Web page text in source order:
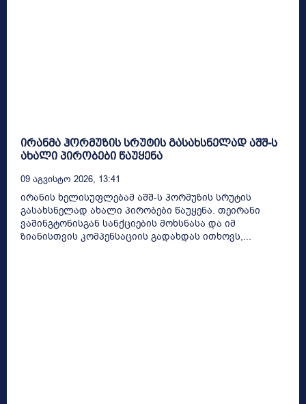
ირანმა ჰორმუზის სრუტის გასახსნელად აშშ-ს
ახალი პირობები წაუყენა
09 Აგვისტო 2026, 13:41
ირანის ხელისუფლებამ აშშ-ს ჰორმუზის სრუტის
გასახსნელად ახალი პირობები წაუყენა. თეირანი
ვაშინგტონისგან სანქციების მოხსნასა და იმ
ზიანისთვის კომპენსაციის გადახდას ითხოვს,...